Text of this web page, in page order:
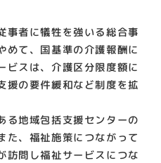
事者に犠牲を強いる総合事
めて、国基準の介護報酬に
ビスは、介護区分限度額に
援の要件緩和など制度を拡
地域包括支援センターの
た、福祉施策につながって
訪問し福祉サービスにつな